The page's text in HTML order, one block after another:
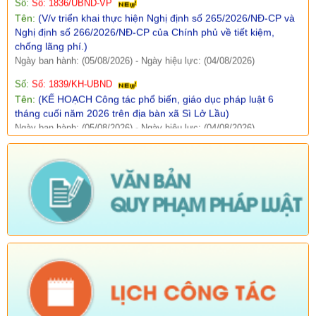
Nghị định số 266/2026/NĐ-CP của Chính phủ về tiết kiệm,
chống lãng phí.)
Ngày ban hành: (05/08/2026) -Ngày hiệu lực: (04/08/2026)
Số:Số: 1839/KH-UBND
tháng cuối năm 2026 trên địa bàn xã Sì Lở Lầu)
Ngày ban hành: (05/08/2026) -Ngày hiệu lực: (04/08/2026)
Số:Số: 1721/KH-UBND
Ngày ban hành: (04/08/2026) Ngày hiệu lực: (24/07/2026)
Số: 1805/KH-UBND
Tên: (KẾ HOẠCH Thực hiện cao điểm tuyên truyền, vận động
và hỗ trợ Nhân dân thu nhận, kích hoạt tài khoản định danh
điện tử mức độ 2, tích hợp sổ sức khoẻ điện tử, tài khoản an
Ngày ban hành: (04/08/2026)
Số: Số:1813 /UBND-KT
Tên:
(Về việc tăng cường các biện pháp phòng, chống bệnh